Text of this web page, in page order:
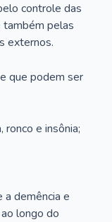
controle das
também pelas
externos.
que podem ser
ronco e insônia;
a demência e
longo do